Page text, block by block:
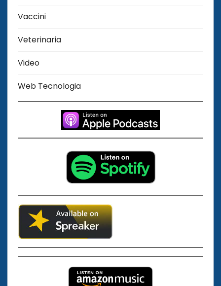
Vaccini
Veterinaria
Video
Web Tecnologia